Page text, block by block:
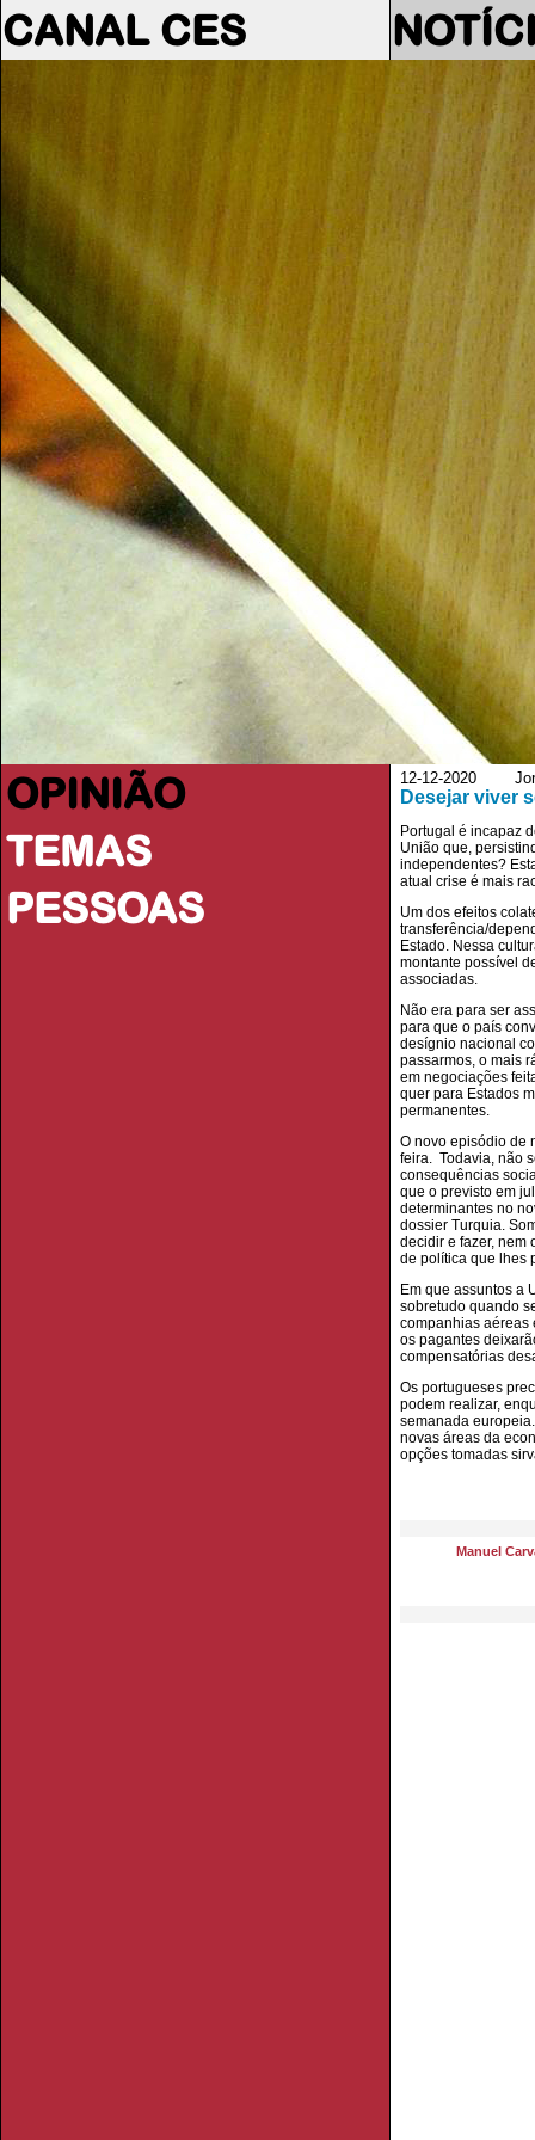
CANAL CES
OPINIÃO
TEMAS
PESSOAS
12-12-2020
Desejar viver
Portugal é incapaz
União que,
independentes?
atual crise é mais
Um dos efeitos
transferência/
Estado. Nessa
montante possível
associadas.
Não era para ser
para que o país
desígnio nacional
passarmos, o mais
em negociações
quer para Estados
permanentes.
O novo episódio de
feira. Todavia, não
consequências
que o previsto em
determinantes no
dossier Turquia.
decidir e fazer, nem
de política que lhes
Em que assuntos a
sobretudo quando
companhias aéreas
os pagantes
compensatórias
Os portugueses
podem realizar,
semanada
novas áreas da
opções tomadas
Manuel